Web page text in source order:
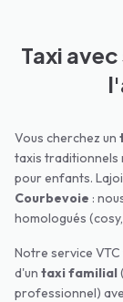
Taxi
Vous cherchez un
taxis traditionnels
pour enfants.
Courbevoie :
homologués
Notre service VTC
d'un taxi familial
professionnel)